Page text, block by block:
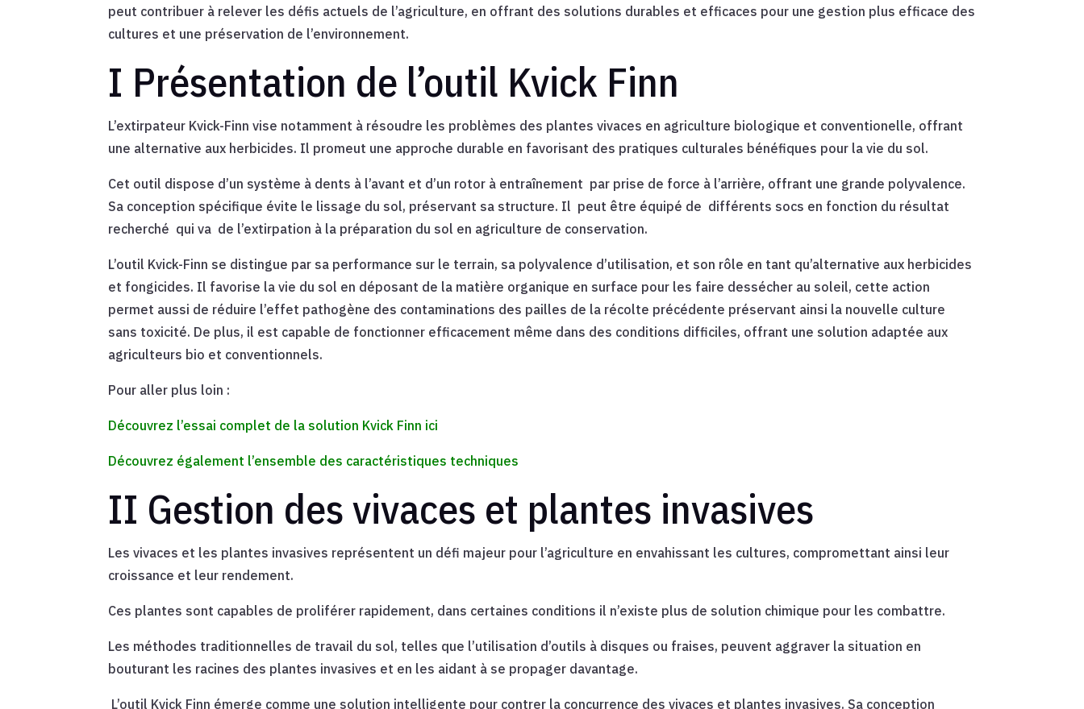
peut contribuer à relever les défis actuels de l’agriculture, en offrant des solutions durables et efficaces pour une gestion plus efficace des
cultures et une préservation de l’environnement.
I Présentation de l’outil Kvick Finn
L’extirpateur Kvick-Finn vise notamment à résoudre les problèmes des plantes vivaces en agriculture biologique et conventionelle, offrant
une alternative aux herbicides. Il promeut une approche durable en favorisant des pratiques culturales bénéfiques pour la vie du sol.
Cet outil dispose d’un système à dents à l’avant et d’un rotor à entraînement par prise de force à l’arrière, offrant une grande polyvalence.
Sa conception spécifique évite le lissage du sol, préservant sa structure. Il peut être équipé de différents socs en fonction du résultat
recherché qui va de l’extirpation à la préparation du sol en agriculture de conservation.
L’outil Kvick-Finn se distingue par sa performance sur le terrain, sa polyvalence d’utilisation, et son rôle en tant qu’alternative aux herbicides
et fongicides. Il favorise la vie du sol en déposant de la matière organique en surface pour les faire dessécher au soleil, cette action
permet aussi de réduire l’effet pathogène des contaminations des pailles de la récolte précédente préservant ainsi la nouvelle culture
sans toxicité. De plus, il est capable de fonctionner efficacement même dans des conditions difficiles, offrant une solution adaptée aux
agriculteurs bio et conventionnels.
Pour aller plus loin :
Découvrez l’essai complet de la solution Kvick Finn ici
Découvrez également l’ensemble des caractéristiques techniques
II Gestion des vivaces et plantes invasives
Les vivaces et les plantes invasives représentent un défi majeur pour l’agriculture en envahissant les cultures, compromettant ainsi leur
croissance et leur rendement.
Ces plantes sont capables de proliférer rapidement, dans certaines conditions il n’existe plus de solution chimique pour les combattre.
Les méthodes traditionnelles de travail du sol, telles que l’utilisation d’outils à disques ou fraises, peuvent aggraver la situation en
bouturant les racines des plantes invasives et en les aidant à se propager davantage.
L’outil Kvick Finn émerge comme une solution intelligente pour contrer la concurrence des vivaces et plantes invasives. Sa conception